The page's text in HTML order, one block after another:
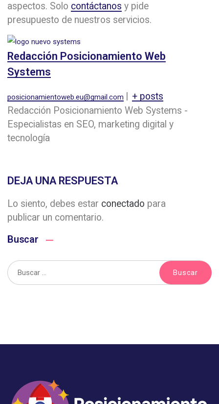
aspectos. Solo contáctanos y pide
presupuesto de nuestros servicios.
Redacción Posicionamiento Web
Systems
posicionamientoweb.eu@gmail.com
+ posts
Redacción Posicionamiento Web Systems -
Especialistas en SEO, marketing digital y
tecnología
DEJA UNA RESPUESTA
Lo siento, debes estar conectado para
publicar un comentario.
Buscar